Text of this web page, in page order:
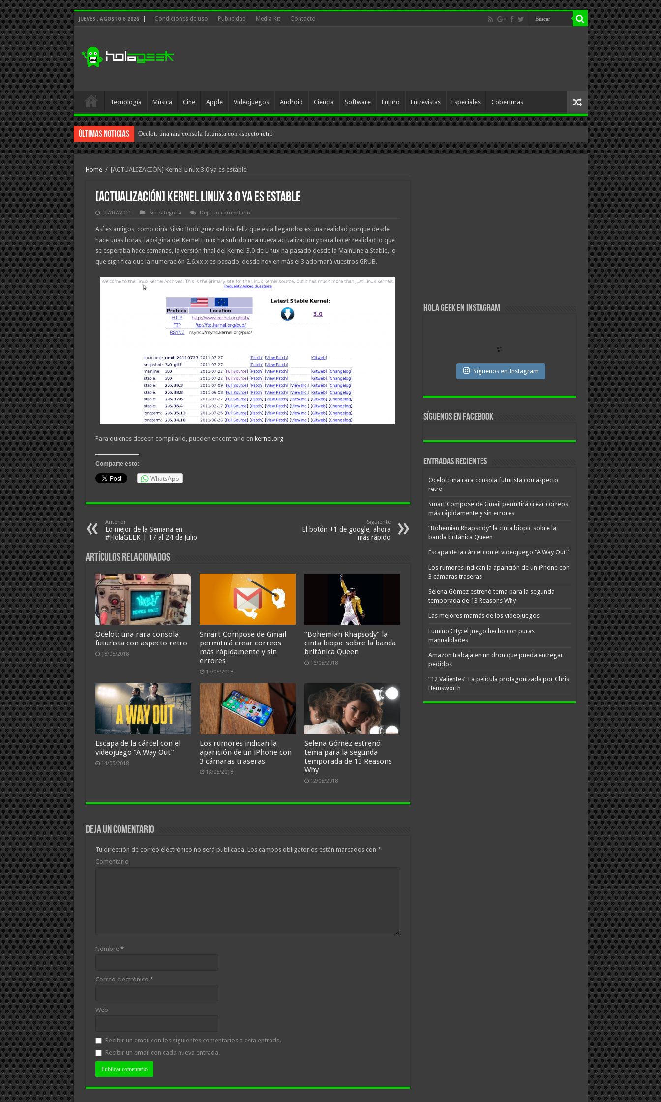
JUEVES , AGOSTO 6 2026 Condiciones de uso Publicidad Media Kit Contacto
Tecnología Música Cine Apple Videojuegos Android Ciencia Software Futuro Entrevistas Especiales Coberturas
Últimas Noticias Ocelot: una rara consola futurista con aspecto retro
Home / [ACTUALIZACIÓN] Kernel Linux 3.0 ya es estable
[ACTUALIZACIÓN] Kernel Linux 3.0 ya es estable
27/07/2011 Sin categoría Deja un comentario
Así es amigos, como diría Silvio Rodriguez «el día feliz que esta llegando» es una realidad porque desde
hace unas horas, la página del Kernel Linux ha sufrido una nueva actualización y para hacer realidad lo que
se esperaba hace semanas, la versión final del Kernel 3.0 de Linux ha pasado desde la MainLine a Stable, lo
que significa que la numeración 2.6.xx.x es pasado, desde hoy en más el 3 adornará vuestros GRUB.
Para quienes deseen compilarlo, pueden encontrarlo en kernel.org
Comparte esto:
WhatsApp
Anterior
Lo mejor de la Semana en
#HolaGEEK | 17 al 24 de Julio
Siguiente
El botón +1 de google, ahora
más rápido
Artículos relacionados
Ocelot: una rara consola
futurista con aspecto retro
18/05/2018
Smart Compose de Gmail
permitirá crear correos
más rápidamente y sin
errores
17/05/2018
“Bohemian Rhapsody” la
cinta biopic sobre la banda
británica Queen
16/05/2018
Escapa de la cárcel con el
videojuego “A Way Out”
14/05/2018
Los rumores indican la
aparición de un iPhone con
3 cámaras traseras
13/05/2018
Selena Gómez estrenó
tema para la segunda
temporada de 13 Reasons
Why
12/05/2018
Deja un comentario
Tu dirección de correo electrónico no será publicada.Los campos obligatorios están marcados con *
Comentario
Nombre *
Correo electrónico *
Web
Recibir un email con los siguientes comentarios a esta entrada.
Recibir un email con cada nueva entrada.
Hola Geek en Instagram
Síguenos en Instagram
Síguenos en facebook
Entradas recientes
Ocelot: una rara consola futurista con aspecto
retro
Smart Compose de Gmail permitirá crear correos
más rápidamente y sin errores
“Bohemian Rhapsody” la cinta biopic sobre la
banda británica Queen
Escapa de la cárcel con el videojuego “A Way Out”
Los rumores indican la aparición de un iPhone con
3 cámaras traseras
Selena Gómez estrenó tema para la segunda
temporada de 13 Reasons Why
Las mejores mamás de los videojuegos
Lumino City: el juego hecho con puras
manualidades
Amazon trabaja en un dron que pueda entregar
pedidos
“12 Valientes” La película protagonizada por Chris
Hemsworth